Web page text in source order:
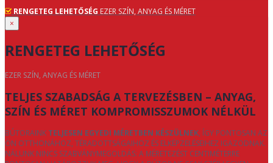
RENGETEG LEHETŐSÉG EZER SZÍN, ANYAG ÉS MÉRET
×
RENGETEG LEHETŐSÉG
EZER SZÍN, ANYAG ÉS MÉRET
TELJES SZABADSÁG A TERVEZÉSBEN – ANYAG,
SZÍN ÉS MÉRET KOMPROMISSZUMOK NÉLKÜL
BÚTORAINK TELJESEN EGYEDI MÉRETBEN KÉSZÜLNEK, ÍGY PONTOSAN AZ
ÖN OTTHONÁHOZ, TÉRADOTTSÁGAIHOZ ÉS ELKÉPZELÉSEIHEZ IGAZODNAK.
NÁLUNK NINCS SZABVÁNYMEGOLDÁS: A MÉRETEZÉST CENTIMÉTERRE